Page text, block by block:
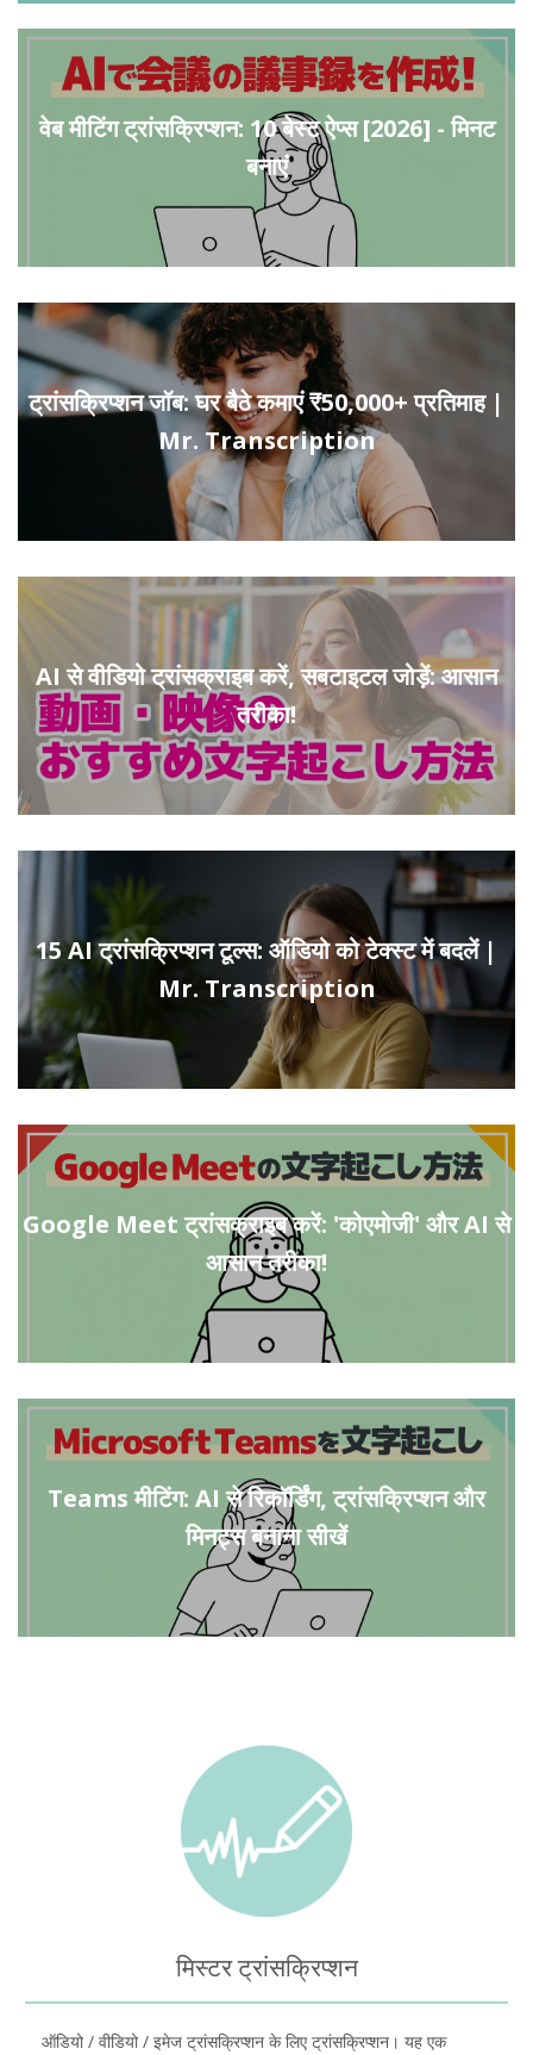
वेब मीटिंग ट्रांसक्रिप्शन: 10 बेस्ट ऐप्स [2026] - मिनट
बनाएं
ट्रांसक्रिप्शन जॉब: घर बैठे कमाएं ₹50,000+ प्रतिमाह |
Mr. Transcription
AI से वीडियो ट्रांसक्राइब करें, सबटाइटल जोड़ें: आसान
तरीका!
15 AI ट्रांसक्रिप्शन टूल्स: ऑडियो को टेक्स्ट में बदलें |
Mr. Transcription
Google Meet ट्रांसक्राइब करें: 'कोएमोजी' और AI से
आसान तरीका!
Teams मीटिंग: AI से रिकॉर्डिंग, ट्रांसक्रिप्शन और
मिनट्स बनाना सीखें
मिस्टर ट्रांसक्रिप्शन
ऑडियो / वीडियो / इमेज ट्रांसक्रिप्शन के लिए ट्रांसक्रिप्शन। यह एक